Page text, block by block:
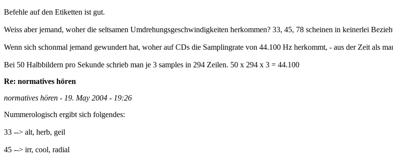
Befehle auf den Etiketten ist gut.
Weiss aber jemand, woher die seltsamen Umdrehungsgeschwindigkeiten herkommen? 33, 45, 78 scheinen in keinerlei
Wenn sich schonmal jemand gewundert hat, woher auf CDs die Samplingrate von 44.100 Hz herkommt, - aus der Zeit als
Bei 50 Halbbildern pro Sekunde schrieb man je 3 samples in 294 Zeilen. 50 x 294 x 3 = 44.100
Re: normatives hören
normatives hören - 19. May 2004 - 19:26
Nummerologisch ergibt sich folgendes:
33 --> alt, herb, geil
45 --> irr, cool, radial